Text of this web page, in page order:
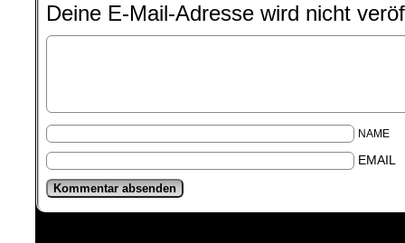
Deine E-Mail-Adresse wird nicht
NAME
EMAIL